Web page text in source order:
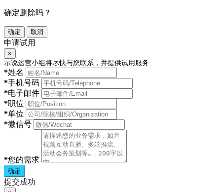
确定删除吗？
确定 取消
申请试用
×
示说运营小组将尽快与您联系，并提供试用服务
*姓名
*手机号码
*电子邮件
*职位
*单位
*微信号
*您的需求
确定
提交成功